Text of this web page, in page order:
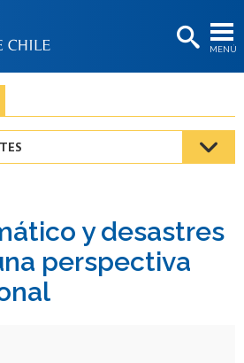
MENÚ
BIBLIOTECAS
UNIVERSIDAD
Estudiantes
Funcionarias/os
Egresadas/os
y desastres
perspectiva